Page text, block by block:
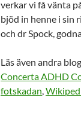
verkar vi få vänta
bjöd in henne i sin
och dr Spock,
Läs även andra
Concerta ADHD
fotskadan,